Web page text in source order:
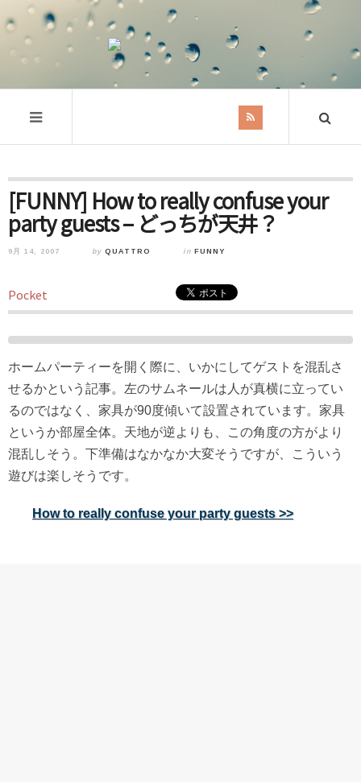
[FUNNY] How to really confuse your
party guests – どっちが天井？
9月 14, 2007 by QUATTRO in FUNNY
Pocket
ホームパーティーを開く際に、いかにしてゲストを混乱さ
せるかという記事。左のサムネールは人が真横に立ってい
るのではなく、家具が90度傾いて設置されています。家具
というか部屋全体。天地が逆よりも、この角度の方がより
混乱しそう。下準備はなかなか大変そうですが、こういう
遊びは楽しそうです。
How to really confuse your party guests >>